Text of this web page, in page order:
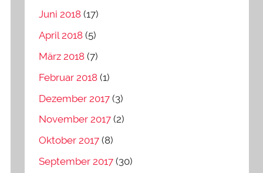
Juni 2018 (17)
April 2018 (5)
März 2018 (7)
Februar 2018 (1)
Dezember 2017 (3)
November 2017 (2)
Oktober 2017 (8)
September 2017 (30)